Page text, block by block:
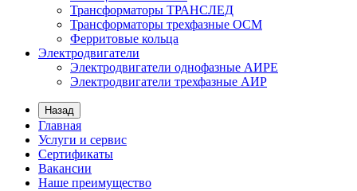
Трансформаторы ТРАНСЛЕД
Трансформаторы трехфазные ОСМ
Ферритовые кольца
Электродвигатели
Электродвигатели однофазные АИРЕ
Электродвигатели трехфазные АИР
Назад
Главная
Услуги и сервис
Сертификаты
Вакансии
Наше преимущество